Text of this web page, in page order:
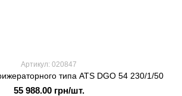
Артикул: 020847
типа ATS DGO 54 230/1/50
55 988.00 грн/шт.